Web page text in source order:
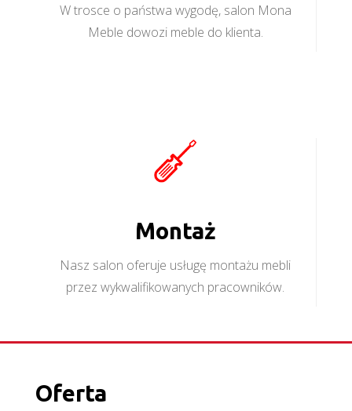
W trosce o państwa wygodę, salon Mona
Meble dowozi meble do klienta.
Montaż
Nasz salon oferuje usługę montażu mebli
przez wykwalifikowanych pracowników.
Oferta